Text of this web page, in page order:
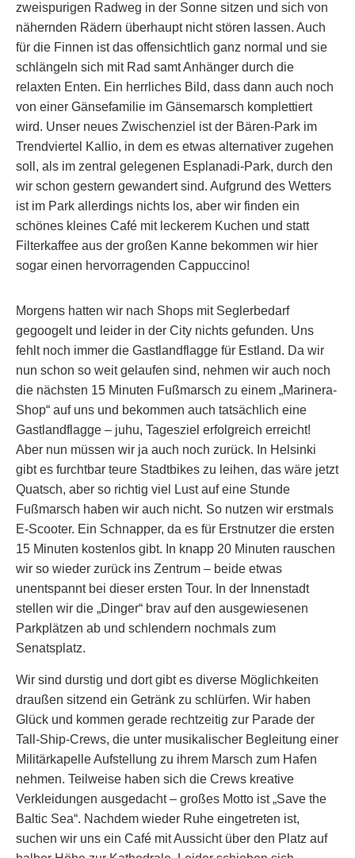
zweispurigen Radweg in der Sonne sitzen und sich von
nähernden Rädern überhaupt nicht stören lassen. Auch
für die Finnen ist das offensichtlich ganz normal und sie
schlängeln sich mit Rad samt Anhänger durch die
relaxten Enten. Ein herrliches Bild, dass dann auch noch
von einer Gänsefamilie im Gänsemarsch komplettiert
wird. Unser neues Zwischenziel ist der Bären-Park im
Trendviertel Kallio, in dem es etwas alternativer zugehen
soll, als im zentral gelegenen Esplanadi-Park, durch den
wir schon gestern gewandert sind. Aufgrund des Wetters
ist im Park allerdings nichts los, aber wir finden ein
schönes kleines Café mit leckerem Kuchen und statt
Filterkaffee aus der großen Kanne bekommen wir hier
sogar einen hervorragenden Cappuccino!
Morgens hatten wir nach Shops mit Seglerbedarf
gegoogelt und leider in der City nichts gefunden. Uns
fehlt noch immer die Gastlandflagge für Estland. Da wir
nun schon so weit gelaufen sind, nehmen wir auch noch
die nächsten 15 Minuten Fußmarsch zu einem „Marinera-
Shop“ auf uns und bekommen auch tatsächlich eine
Gastlandflagge – juhu, Tagesziel erfolgreich erreicht!
Aber nun müssen wir ja auch noch zurück. In Helsinki
gibt es furchtbar teure Stadtbikes zu leihen, das wäre jetzt
Quatsch, aber so richtig viel Lust auf eine Stunde
Fußmarsch haben wir auch nicht. So nutzen wir erstmals
E-Scooter. Ein Schnapper, da es für Erstnutzer die ersten
15 Minuten kostenlos gibt. In knapp 20 Minuten rauschen
wir so wieder zurück ins Zentrum – beide etwas
unentspannt bei dieser ersten Tour. In der Innenstadt
stellen wir die „Dinger“ brav auf den ausgewiesenen
Parkplätzen ab und schlendern nochmals zum
Senatsplatz.
Wir sind durstig und dort gibt es diverse Möglichkeiten
draußen sitzend ein Getränk zu schlürfen. Wir haben
Glück und kommen gerade rechtzeitig zur Parade der
Tall-Ship-Crews, die unter musikalischer Begleitung einer
Militärkapelle Aufstellung zu ihrem Marsch zum Hafen
nehmen. Teilweise haben sich die Crews kreative
Verkleidungen ausgedacht – großes Motto ist „Save the
Baltic Sea“. Nachdem wieder Ruhe eingetreten ist,
suchen wir uns ein Café mit Aussicht über den Platz auf